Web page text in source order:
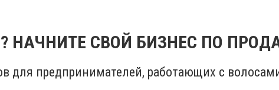
НАЧНИТЕ СВОЙ БИЗНЕС ПО
для предпринимателей, работающих с